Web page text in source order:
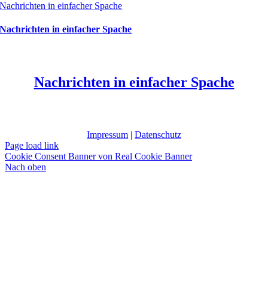
Nachrichten in einfacher Spache
Nachrichten in einfacher Spache
Nachrichten in einfacher Spache
Impressum | Datenschutz
Page load link
Cookie Consent Banner von Real Cookie Banner
Nach oben